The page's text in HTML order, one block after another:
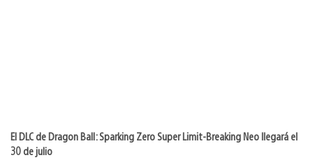
El DLC de Dragon Ball: Sparking Zero Super Limit-Breaking Neo llegará el
30 de julio